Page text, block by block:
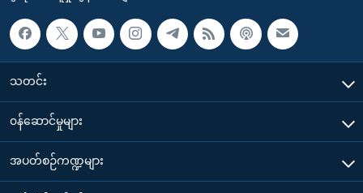
သတင်း
၀န်ဆောင်မှုများ
အပတ်စဉ်ကဏ္ဍများ